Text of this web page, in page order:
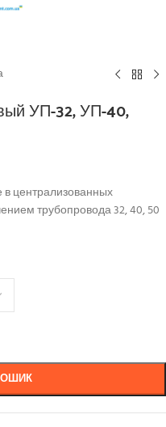
УП-32, УП-40,
централизованных
трубопровода 32, 40, 50